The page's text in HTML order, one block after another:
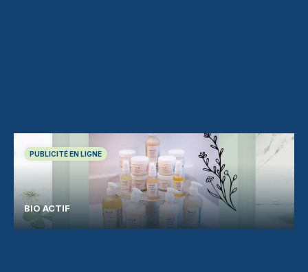
PUBLICITÉ EN LIGNE
BIO ACTIF